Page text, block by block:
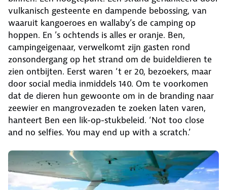
vulkanisch gesteente en dampende bebossing, van
waaruit kangoeroes en wallaby’s de camping op
hoppen. En ’s ochtends is alles er oranje. Ben,
campingeigenaar, verwelkomt zijn gasten rond
zonsondergang op het strand om de buideldieren te
zien ontbijten. Eerst waren ‘t er 20, bezoekers, maar
door social media inmiddels 140. Om te voorkomen
dat de dieren hun gewoonte om in de branding naar
zeewier en mangrovezaden te zoeken laten varen,
hanteert Ben een lik-op-stukbeleid. ‘Not too close
and no selfies. You may end up with a scratch.’